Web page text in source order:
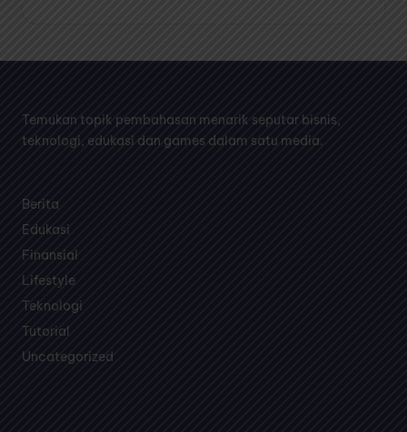
Temukan topik pembahasan menarik seputar bisnis,
teknologi, edukasi dan games dalam satu media.
Berita
Edukasi
Finansial
Lifestyle
Teknologi
Tutorial
Uncategorized